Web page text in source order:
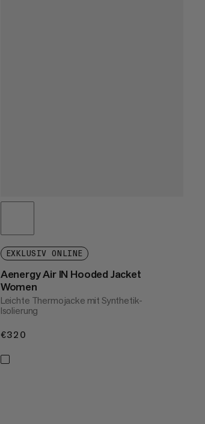
EXKLUSIV ONLINE
Aenergy Air IN Hooded Jacket
Women
Leichte Thermojacke mit Synthetik-
Isolierung
€320